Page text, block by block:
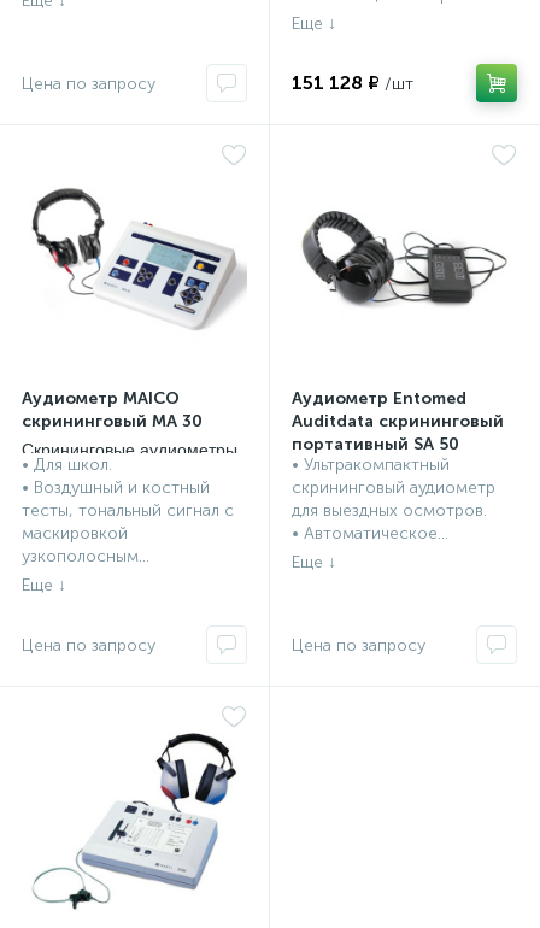
151 128 ₽
Аудиометр MAICO
скрининговый MA 30
Скрининговые аудиометры
• Для школ.
• Воздушный и костный
тесты, тональный сигнал с
маскировкой
узкополосным...
Аудиометр Entomed
Auditdata скрининговый
портативный SA 50
Скрининговые аудиометры
• Ультракомпактный
скрининговый аудиометр
для выездных осмотров.
• Автоматическое...